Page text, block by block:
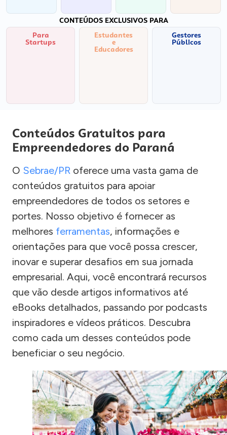
CONTEÚDOS EXCLUSIVOS PARA
Para
Startups
Estudantes
e
Educadores
Gestores
Públicos
Conteúdos Gratuitos para
Empreendedores do Paraná
O Sebrae/PR oferece uma vasta gama de
conteúdos gratuitos para apoiar
empreendedores de todos os setores e
portes. Nosso objetivo é fornecer as
melhores ferramentas, informações e
orientações para que você possa crescer,
inovar e superar desafios em sua jornada
empresarial. Aqui, você encontrará recursos
que vão desde artigos informativos até
eBooks detalhados, passando por podcasts
inspiradores e vídeos práticos. Descubra
como cada um desses conteúdos pode
beneficiar o seu negócio.